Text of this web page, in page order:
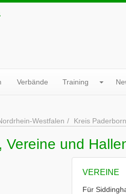
Verbände Training
Westfalen Kreis Paderborn
Vereine und
VEREINE
Für